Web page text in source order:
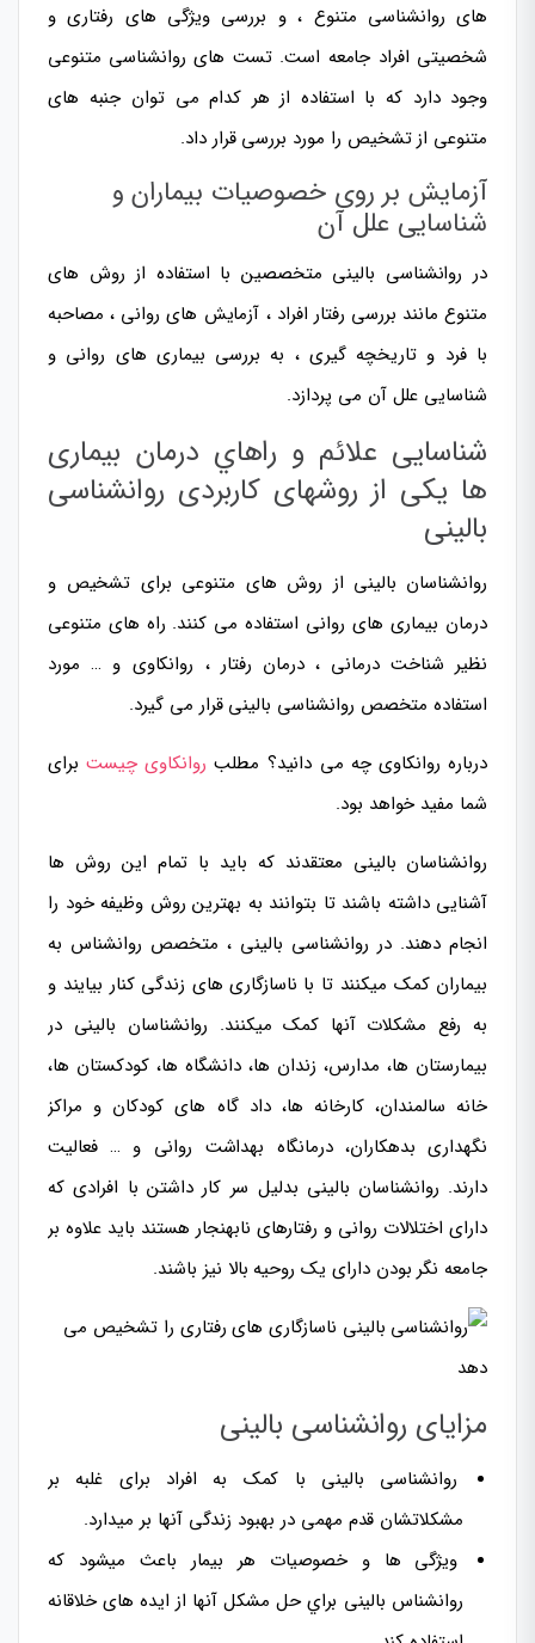
های روانشناسی متنوع ، و بررسی ویژگی های رفتاری و
شخصیتی افراد جامعه است. تست های روانشناسی متنوعی
وجود دارد که با استفاده از هر کدام می توان جنبه های
متنوعی از تشخیص را مورد بررسی قرار داد.
آزمایش بر روی خصوصیات بیماران و
شناسایی علل آن
در روانشناسی بالینی متخصصین با استفاده از روش های
متنوع مانند بررسی رفتار افراد ، آزمایش های روانی ، مصاحبه
با فرد و تاریخچه گیری ، به بررسی بیماری های روانی و
شناسایی علل آن می پردازد.
شناسایی علائم و راهاي درمان بیماری
ها یکی از روشهای کاربردی روانشناسی
بالینی
روانشناسان بالینی از روش های متنوعی برای تشخیص و
درمان بیماری های روانی استفاده می کنند. راه های متنوعی
نظیر شناخت درمانی ، درمان رفتار ، روانکاوی و … مورد
استفاده متخصص روانشناسی بالینی قرار می گیرد.
درباره روانکاوی چه می دانید؟ مطلب روانکاوی چیستبرای
شما مفید خواهد بود.
روانشناسان بالینی معتقدند که باید با تمام این روش ها
آشنایی داشته باشند تا بتوانند به بهترین روش وظیفه خود را
انجام دهند. در روانشناسی بالینی ، متخصص روانشناس به
بیماران کمک میکنند تا با ناسازگاری های زندگی کنار بیایند و
به رفع مشکلات آنها کمک میکنند. روانشناسان بالینی در
بیمارستان ها، مدارس، زندان ها، دانشگاه ها، کودکستان ها،
خانه سالمندان، کارخانه ها، داد گاه های کودکان و مراکز
نگهداری بدهکاران، درمانگاه بهداشت روانی و … فعالیت
دارند. روانشناسان بالینی بدلیل سر کار داشتن با افرادى که
دارای اختلالات روانی و رفتارهای نابهنجار هستند باید علاوه بر
جامعه نگر بودن دارای یک روحیه بالا نیز باشند.
مزایای روانشناسی بالینی
روانشناسی بالینی با کمک به افراد برای غلبه بر
مشکلاتشان قدم مهمی در بهبود زندگی آنها بر میدارد.
ویژگی ها و خصوصیات هر بیمار باعث میشود که
روانشناس بالینی براي حل مشکل آنها از ایده های خلاقانه